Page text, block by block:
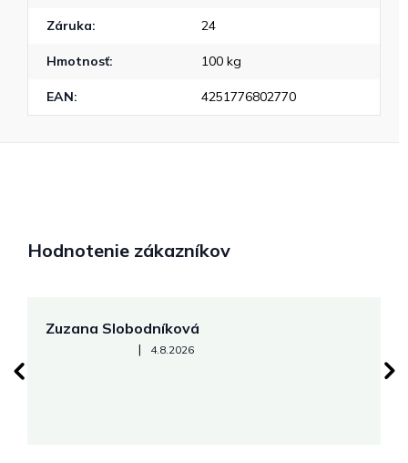
Záruka: 24
Hmotnosť: 100 kg
EAN: 4251776802770
Hodnotenie zákazníkov
Zuzana Slobodníková
Hodnotenie obchodu je 5 z 5 hviezdičiek.
| 4.8.2026